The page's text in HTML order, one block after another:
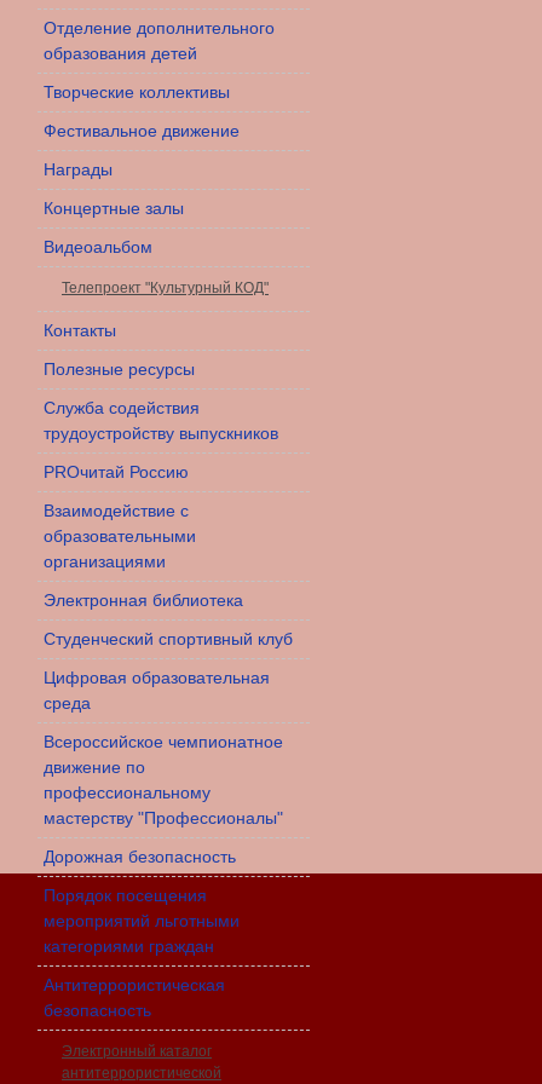
Отделение дополнительного
образования детей
Творческие коллективы
Фестивальное движение
Награды
Концертные залы
Видеоальбом
Телепроект "Культурный КОД"
Контакты
Полезные ресурсы
Служба содействия
трудоустройству выпускников
PROчитай Россию
Взаимодействие с
образовательными
организациями
Электронная библиотека
Студенческий спортивный клуб
Цифровая образовательная
среда
Всероссийское чемпионатное
движение по
профессиональному
мастерству "Профессионалы"
Дорожная безопасность
Порядок посещения
мероприятий льготными
категориями граждан
Антитеррористическая
безопасность
Электронный каталог
антитеррористической